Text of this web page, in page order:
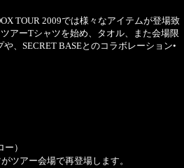
TOUR 2009では様々なアイテムが登場致
アーTシャツを始め、タオル、また会場限
、SECRET BASEとのコラボレーション•
ー）
ツアー会場で再登場します。